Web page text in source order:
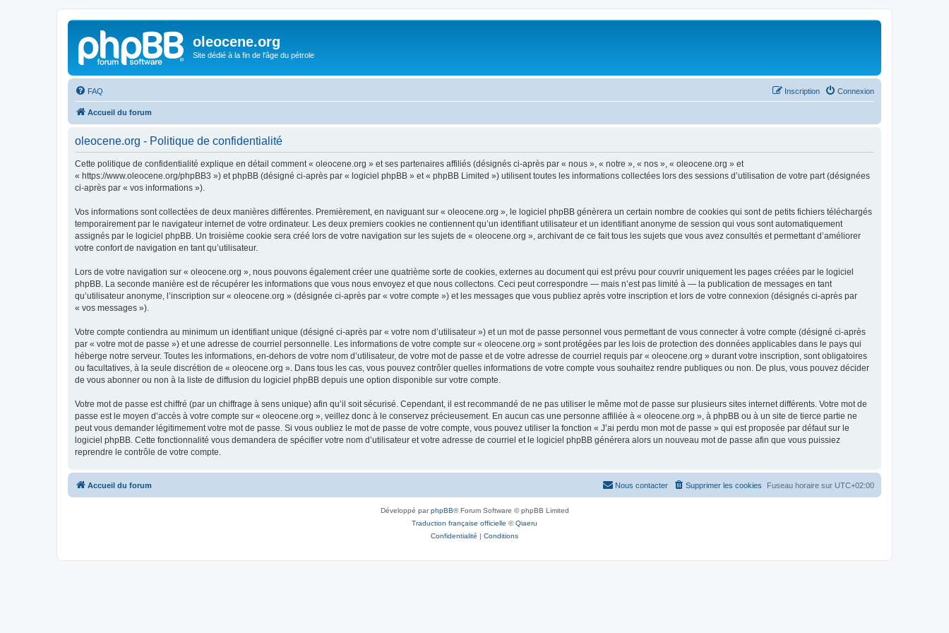
oleocene.org
Site dédié à la fin de l'âge du pétrole
FAQ Connexion
Inscription
Accueil du forum
oleocene.org - Politique de confidentialité
Cette politique de confidentialité explique en détail comment « oleocene.org » et ses partenaires affiliés (désignés ci-après par « nous », « notre », « nos », « oleocene.org » et
« https://www.oleocene.org/phpBB3 ») et phpBB (désigné ci-après par « logiciel phpBB » et « phpBB Limited ») utilisent toutes les informations collectées lors des sessions d’utilisation de votre part (désignées
ci-après par « vos informations »).
Vos informations sont collectées de deux manières différentes. Premièrement, en naviguant sur « oleocene.org », le logiciel phpBB génèrera un certain nombre de cookies qui sont de petits fichiers téléchargés
temporairement par le navigateur internet de votre ordinateur. Les deux premiers cookies ne contiennent qu’un identifiant utilisateur et un identifiant anonyme de session qui vous sont automatiquement
assignés par le logiciel phpBB. Un troisième cookie sera créé lors de votre navigation sur les sujets de « oleocene.org », archivant de ce fait tous les sujets que vous avez consultés et permettant d’améliorer
votre confort de navigation en tant qu’utilisateur.
Lors de votre navigation sur « oleocene.org », nous pouvons également créer une quatrième sorte de cookies, externes au document qui est prévu pour couvrir uniquement les pages créées par le logiciel
phpBB. La seconde manière est de récupérer les informations que vous nous envoyez et que nous collectons. Ceci peut correspondre — mais n’est pas limité à — la publication de messages en tant
qu’utilisateur anonyme, l’inscription sur « oleocene.org » (désignée ci-après par « votre compte ») et les messages que vous publiez après votre inscription et lors de votre connexion (désignés ci-après par
« vos messages »).
Votre compte contiendra au minimum un identifiant unique (désigné ci-après par « votre nom d’utilisateur ») et un mot de passe personnel vous permettant de vous connecter à votre compte (désigné ci-après
par « votre mot de passe ») et une adresse de courriel personnelle. Les informations de votre compte sur « oleocene.org » sont protégées par les lois de protection des données applicables dans le pays qui
héberge notre serveur. Toutes les informations, en-dehors de votre nom d’utilisateur, de votre mot de passe et de votre adresse de courriel requis par « oleocene.org » durant votre inscription, sont obligatoires
ou facultatives, à la seule discrétion de « oleocene.org ». Dans tous les cas, vous pouvez contrôler quelles informations de votre compte vous souhaitez rendre publiques ou non. De plus, vous pouvez décider
de vous abonner ou non à la liste de diffusion du logiciel phpBB depuis une option disponible sur votre compte.
Votre mot de passe est chiffré (par un chiffrage à sens unique) afin qu’il soit sécurisé. Cependant, il est recommandé de ne pas utiliser le même mot de passe sur plusieurs sites internet différents. Votre mot de
passe est le moyen d’accès à votre compte sur « oleocene.org », veillez donc à le conservez précieusement. En aucun cas une personne affiliée à « oleocene.org », à phpBB ou à un site de tierce partie ne
peut vous demander légitimement votre mot de passe. Si vous oubliez le mot de passe de votre compte, vous pouvez utiliser la fonction « J’ai perdu mon mot de passe » qui est proposée par défaut sur le
logiciel phpBB. Cette fonctionnalité vous demandera de spécifier votre nom d’utilisateur et votre adresse de courriel et le logiciel phpBB générera alors un nouveau mot de passe afin que vous puissiez
reprendre le contrôle de votre compte.
Accueil du forum Fuseau horaire sur UTC+02:00
Supprimer les cookies
Nous contacter
Développé parphpBB® Forum Software © phpBB Limited
Traduction française officielle ©Qiaeru
Confidentialité | Conditions